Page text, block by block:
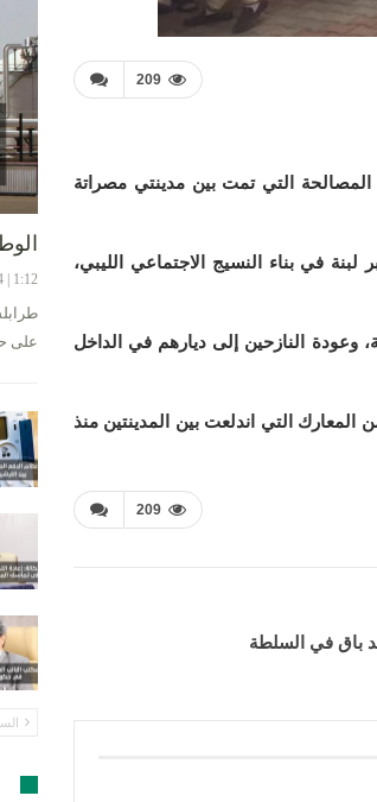
209
المصالحة التي تمت بين مدينتي مصراتة
في بناء النسيج الاجتماعي الليبي،
وعودة النازحين إلى ديارهم في الداخل
التي اندلعت بين المدينتين منذ
209
باق في السلطة
1:12 | 8-08-2024
على